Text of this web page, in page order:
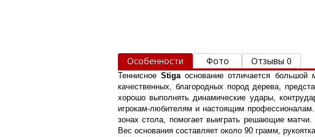
Особенности Фото Отзывы 0
Теннисное Stiga основание отличается большой
качественных, благородных пород дерева,
хорошо выполнять динамические удары,
игрокам-любителям и настоящим
зонах стола, помогает выиграть решающие
Вес основания составляет около 90 грамм,